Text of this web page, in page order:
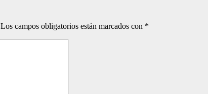
Los campos obligatorios están marcados con *